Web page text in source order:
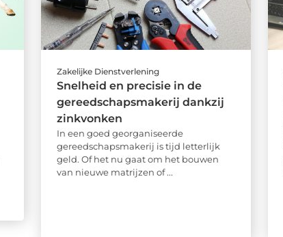
Zakelijke Dienstverlening
Snelheid en precisie in de
gereedschapsmakerij dankzij
zinkvonken
In een goed georganiseerde
gereedschapsmakerij is tijd letterlijk
geld. Of het nu gaat om het bouwen
van nieuwe matrijzen of ...